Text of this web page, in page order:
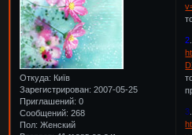
Откуда: Київ
Зарегистрирован: 2007-05-25
Приглашений: 0
Сообщений: 268
Пол: Женский
2
3